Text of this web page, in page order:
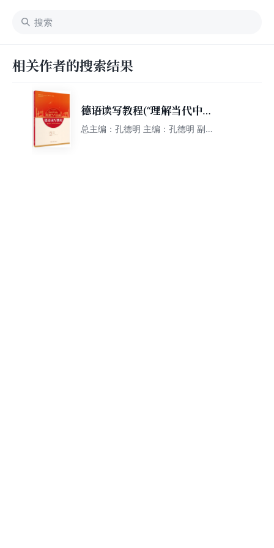
相关作者的搜索结果
德语读写教程(“理解当代中国”
德语系列教材)
总主编：孔德明 主编：孔德明 副主